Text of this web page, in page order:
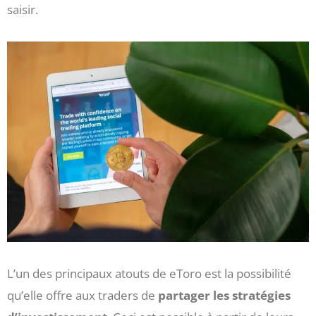
saisir.
L’un des principaux atouts de eToro est la possibilité
qu’elle offre aux traders de partager les stratégies